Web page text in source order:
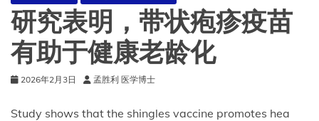
研究表明，带状疱疹疫苗
有助于健康老龄化
2026年2月3日 孟胜利 医学博士
Study shows that the shingles vaccine promotes hea